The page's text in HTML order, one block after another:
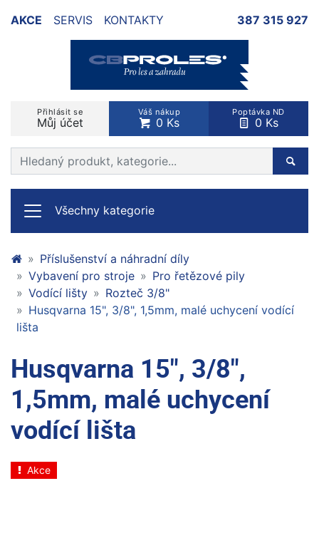
AKCE SERVIS KONTAKTY 387 315 927
Přihlásit se
Můj účet
Váš nákup
0 Ks
Poptávka ND
0 Ks
Prohledat web
Všechny kategorie
Příslušenství a náhradní díly
Vybavení pro stroje
Pro řetězové pily
Vodící lišty
Rozteč 3/8"
Husqvarna 15", 3/8", 1,5mm, malé uchycení vodící
lišta
Husqvarna 15", 3/8",
1,5mm, malé uchycení
vodící lišta
Akce